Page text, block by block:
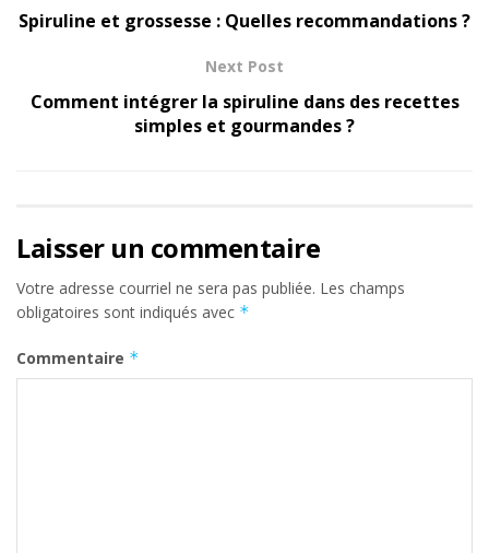
Spiruline et grossesse : Quelles recommandations ?
Next Post
Comment intégrer la spiruline dans des recettes
simples et gourmandes ?
Laisser un commentaire
Votre adresse courriel ne sera pas publiée. Les champs
obligatoires sont indiqués avec *
Commentaire *